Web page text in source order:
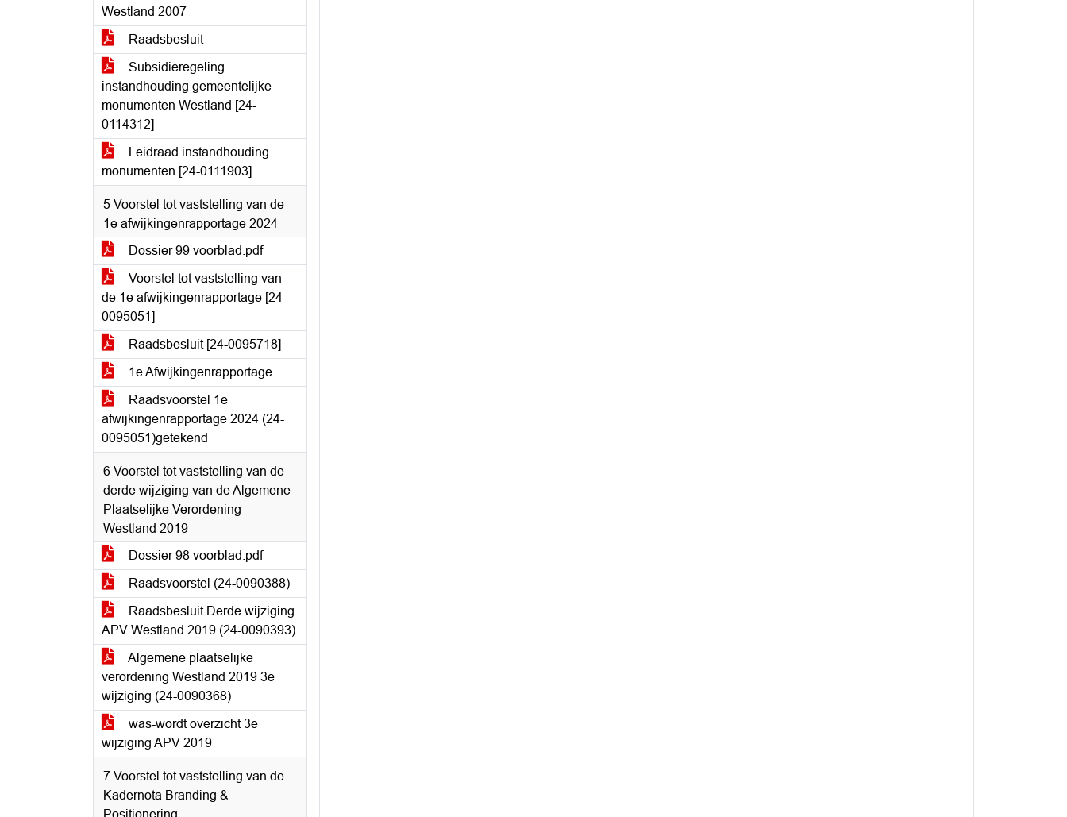
Westland 2007
Raadsbesluit
Subsidieregeling
instandhouding gemeentelijke
monumenten Westland [24-
0114312]
Leidraad instandhouding
monumenten [24-0111903]
5 Voorstel tot vaststelling van de
1e afwijkingenrapportage 2024
Dossier 99 voorblad.pdf
Voorstel tot vaststelling van
de 1e afwijkingenrapportage [24-
0095051]
Raadsbesluit [24-0095718]
1e Afwijkingenrapportage
Raadsvoorstel 1e
afwijkingenrapportage 2024 (24-
0095051)getekend
6 Voorstel tot vaststelling van de
derde wijziging van de Algemene
Plaatselijke Verordening
Westland 2019
Dossier 98 voorblad.pdf
Raadsvoorstel (24-0090388)
Raadsbesluit Derde wijziging
APV Westland 2019 (24-0090393)
Algemene plaatselijke
verordening Westland 2019 3e
wijziging (24-0090368)
was-wordt overzicht 3e
wijziging APV 2019
7 Voorstel tot vaststelling van de
Kadernota Branding &
Positionering